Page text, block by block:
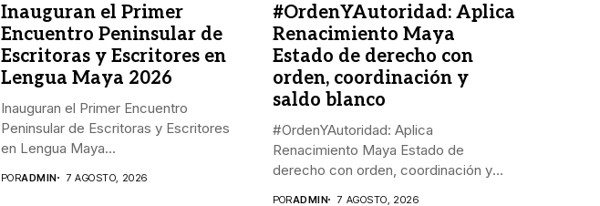
Inauguran el Primer
Encuentro Peninsular de
Escritoras y Escritores en
Lengua Maya 2026
Inauguran el Primer Encuentro
Peninsular de Escritoras y Escritores
en Lengua Maya...
PORADMIN 7 AGOSTO, 2026
#OrdenYAutoridad: Aplica
Renacimiento Maya
Estado de derecho con
orden, coordinación y
saldo blanco
#OrdenYAutoridad: Aplica
Renacimiento Maya Estado de
derecho con orden, coordinación y
PORADMIN 7 AGOSTO, 2026